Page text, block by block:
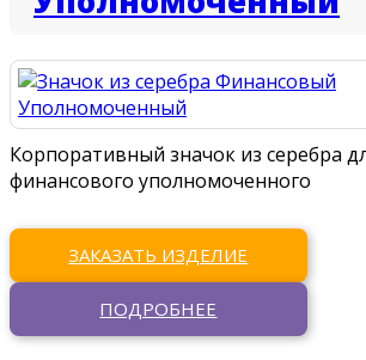
Корпоративный значок из серебра
финансового уполномоченного
ЗАКАЗАТЬ ИЗДЕЛИЕ
ПОДРОБНЕЕ